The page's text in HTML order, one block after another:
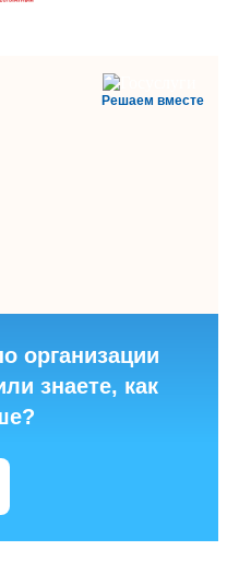
Решаем вместе
организации
знаете, как